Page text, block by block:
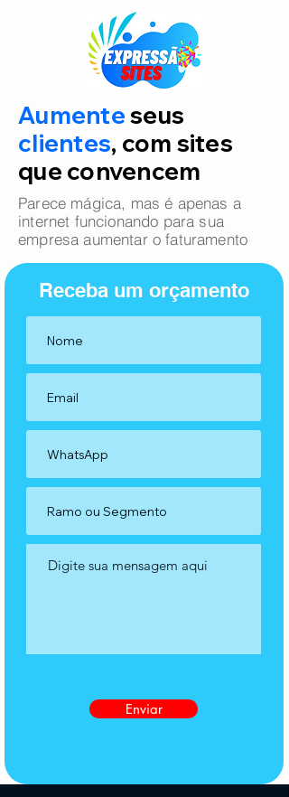
Aumenteseus
clientes, com sites
que convencem
Parece mágica, mas é apenas a
internet funcionando para sua
empresa aumentar o faturamento
Receba um orçamento
Enviar